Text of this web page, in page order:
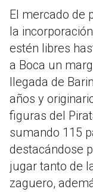
El mercado de
la
estén libres
a Boca un
llegada de
años y
figuras del
sumando 115
destacándose
jugar tanto de
zaguero,